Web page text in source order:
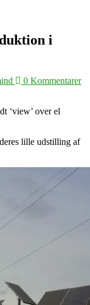
i
0 Kommentarer
‘view’ over el
lille udstilling af